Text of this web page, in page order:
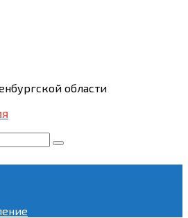
области